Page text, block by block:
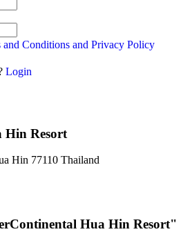
and Conditions and Privacy Policy
Login
Hin Resort
Hin 77110 Thailand
Hua Hin Resort"